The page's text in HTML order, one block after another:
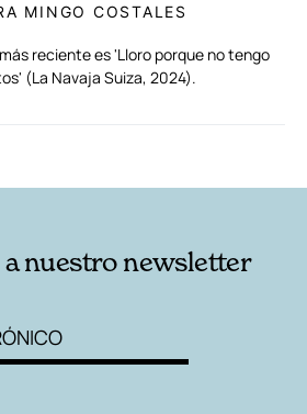
MINGO COSTALES
reciente es 'Lloro porque no tengo
(La Navaja Suiza, 2024).
nuestro newsletter